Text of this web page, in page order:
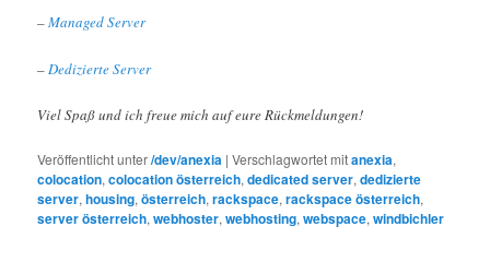
–Managed Server
– Dedizierte Server
Viel Spaß und ich freue mich auf eure Rückmeldungen!
Veröffentlicht unter/dev/anexia |Verschlagwortet mitanexia,
colocation,colocation österreich,dedicated server,dedizierte
server,housing,österreich,rackspace,rackspace österreich,
server österreich,webhoster,webhosting,webspace,windbichler